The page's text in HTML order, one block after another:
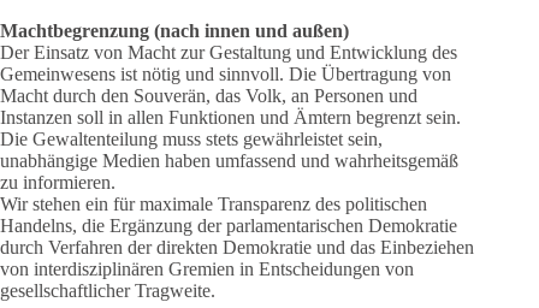
Machtbegrenzung (nach innen und außen)
Der Einsatz von Macht zur Gestaltung und Entwicklung des
Gemeinwesens ist nötig und sinnvoll. Die Übertragung von
Macht durch den Souverän, das Volk, an Personen und
Instanzen soll in allen Funktionen und Ämtern begrenzt sein.
Die Gewaltenteilung muss stets gewährleistet sein,
unabhängige Medien haben umfassend und wahrheitsgemäß
zu informieren.
Wir stehen ein für maximale Transparenz des politischen
Handelns, die Ergänzung der parlamentarischen Demokratie
durch Verfahren der direkten Demokratie und das Einbeziehen
von interdisziplinären Gremien in Entscheidungen von
gesellschaftlicher Tragweite.